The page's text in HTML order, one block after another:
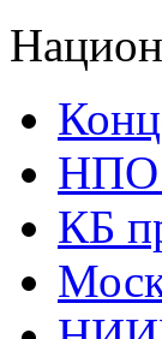
НПО
КБ